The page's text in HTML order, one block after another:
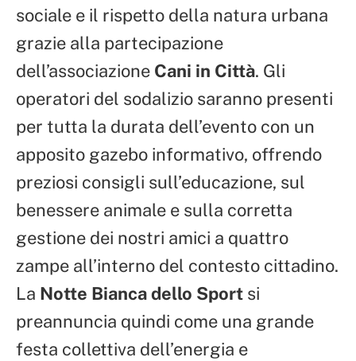
sociale e il rispetto della natura urbana
grazie alla partecipazione
dell’associazione Cani in Città. Gli
operatori del sodalizio saranno presenti
per tutta la durata dell’evento con un
apposito gazebo informativo, offrendo
preziosi consigli sull’educazione, sul
benessere animale e sulla corretta
gestione dei nostri amici a quattro
zampe all’interno del contesto cittadino.
La Notte Bianca dello Sport si
preannuncia quindi come una grande
festa collettiva dell’energia e